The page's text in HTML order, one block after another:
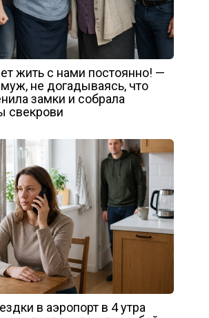
жить с нами постоянно! —
не догадываясь, что
замки и собрала
свекрови
в аэропорт в 4 утра